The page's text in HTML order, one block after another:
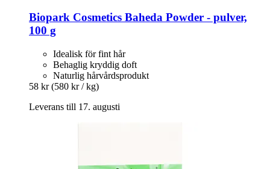
Biopark Cosmetics Baheda Powder -​ pulver,
100 g
Idealisk för fint hår
Behaglig kryddig doft
Naturlig hårvårdsprodukt
58 kr (580 kr / kg)
Leverans till 17. augusti